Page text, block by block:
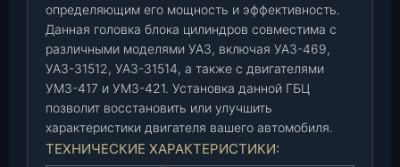
б
е
н
)
(
4
2
определяющим его мощность и эффективность.
Данная головка блока цилиндров совместима с
различными моделями УАЗ, включая УАЗ-469,
УАЗ-31512, УАЗ-31514, а также с двигателями
УМЗ-417 и УМЗ-421. Установка данной ГБЦ
позволит восстановить или улучшить
характеристики двигателя вашего автомобиля.
ТЕХНИЧЕСКИЕ ХАРАКТЕРИСТИКИ: